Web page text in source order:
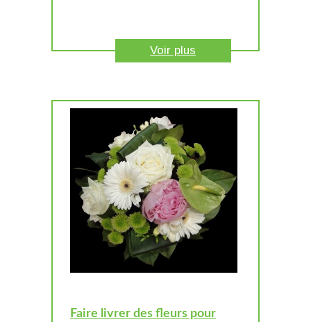
Voir plus
Faire livrer des fleurs pour